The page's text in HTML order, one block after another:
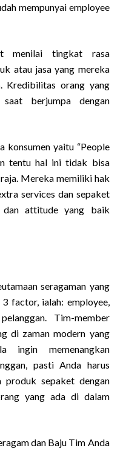
mempunyai employee
menilai tingkat rasa
atau jasa yang mereka
Kredibilitas orang yang
saat berjumpa dengan
konsumen yaitu “People
tentu hal ini tidak bisa
Mereka memiliki hak
services dan sepaket
dan attitude yang baik
seragaman yang
factor, ialah: employee,
Tim-member
di zaman modern yang
ingin memenangkan
pasti Anda harus
produk sepaket dengan
yang ada di dalam
dan Baju Tim Anda